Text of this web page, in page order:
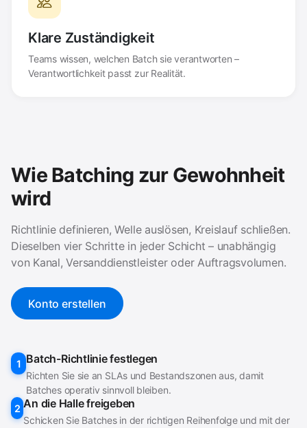
Klare Zuständigkeit
Teams wissen, welchen Batch sie verantworten –
Verantwortlichkeit passt zur Realität.
Wie Batching zur Gewohnheit
wird
Richtlinie definieren, Welle auslösen, Kreislauf schließen.
Dieselben vier Schritte in jeder Schicht – unabhängig
von Kanal, Versanddienstleister oder Auftragsvolumen.
Konto erstellen
1 Batch-Richtlinie festlegen
Richten Sie sie an SLAs und Bestandszonen aus, damit
Batches operativ sinnvoll bleiben.
2 An die Halle freigeben
Schicken Sie Batches in der richtigen Reihenfolge und mit der